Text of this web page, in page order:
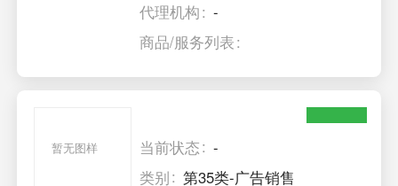
代理机构
-
商品/服务列表
暂无图样 当前状态
-
类别
第35类-广告销售